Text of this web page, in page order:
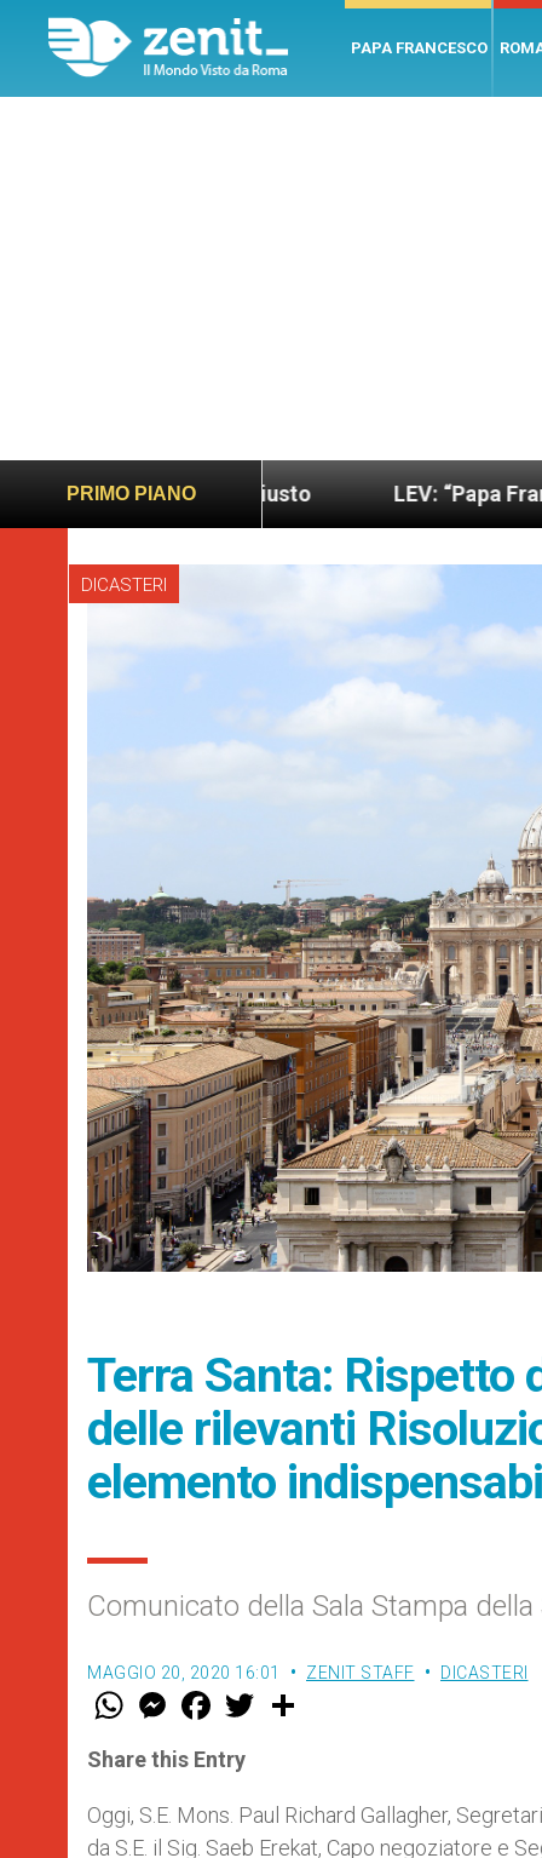
PAPA FRANCESCO
PRIMO PIANO
sano e giusto LEV: “Papa Francesco. Un
DICASTERI
Terra Santa: Rispetto
delle rilevanti
elemento
Comunicato della Sala Stampa della
MAGGIO 20, 2020 16:01 ZENIT STAFF DICASTERI
W
t
s
p
p
M
e
s
e
g
e
r
F
a
e
b
o
k
w
r
Share this Entry
Oggi, S.E. Mons. Paul Richard Gallagher,
da S.E. il Sig. Saeb Erekat, Capo negoziatore e